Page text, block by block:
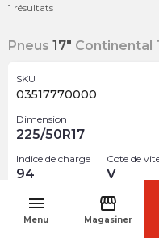
menu
Menu
storefront
Magasiner
1 résultats
Pneus 17" Continental
SKU
03517770000
Dimension
225/50R17
Indice de charge
94
Cote de
V
BMW